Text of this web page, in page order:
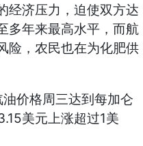
经济压力，迫使双方达
多年来最高水平，而航
险，农民也在为化肥供
价格周三达到每加仑
美元上涨超过1美